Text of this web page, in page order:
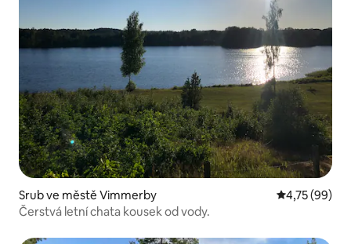
Srub ve městě Vimmerby Průměrné
4,75 (99)
Čerstvá letní chata kousek od vody.